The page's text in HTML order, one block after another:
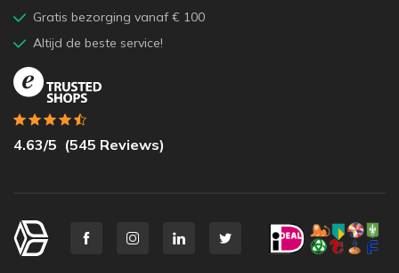
Gratis bezorging vanaf € 100
Altijd de beste service!
4.63/5 (545 Reviews)